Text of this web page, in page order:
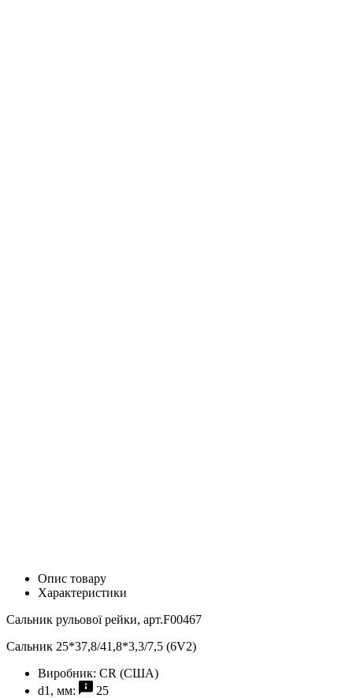
Опис товару
Характеристики
Сальник рульової рейки, арт.F00467
Сальник 25*37,8/41,8*3,3/7,5 (6V2)
Виробник: CR (США)
d1, мм:
25